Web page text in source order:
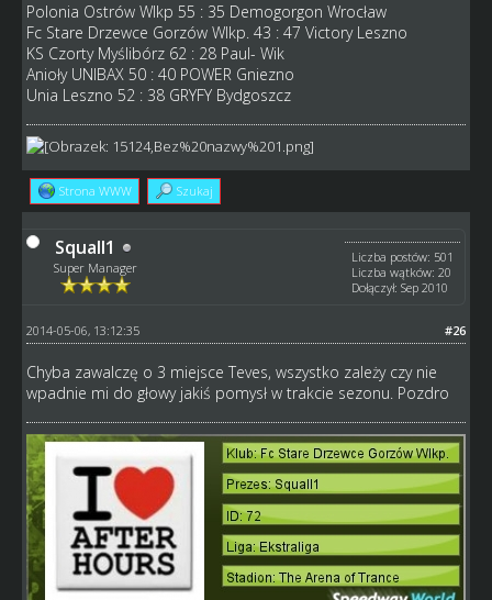
Polonia Ostrów Wlkp 55 : 35 Demogorgon Wrocław
Fc Stare Drzewce Gorzów Wlkp. 43 : 47 Victory Leszno
KS Czorty Myślibórz 62 : 28 Paul- Wik
Anioły UNIBAX 50 : 40 POWER Gniezno
Unia Leszno 52 : 38 GRYFY Bydgoszcz
Strona WWW Szukaj
Squall1
Super Manager
Liczba postów: 501
Liczba wątków: 20
Dołączył: Sep 2010
#26
2014-05-06, 13:12:35
Chyba zawalczę o 3 miejsce Teves, wszystko zależy czy nie
wpadnie mi do głowy jakiś pomysł w trakcie sezonu. Pozdro